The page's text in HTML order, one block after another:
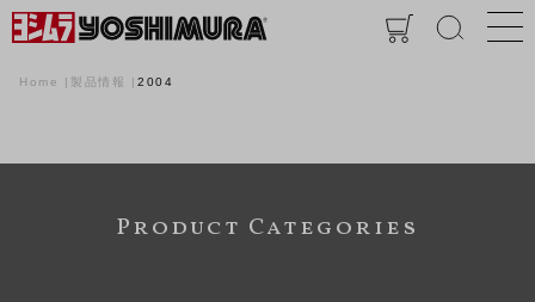
Home 製品情報 2004
Product Categories